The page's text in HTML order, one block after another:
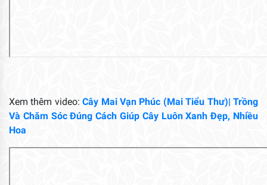
Xem thêm video:Cây Mai Vạn Phúc (Mai Tiểu Thư)| Trồng
Và Chăm Sóc Đúng Cách Giúp Cây Luôn Xanh Đẹp, Nhiều
Hoa